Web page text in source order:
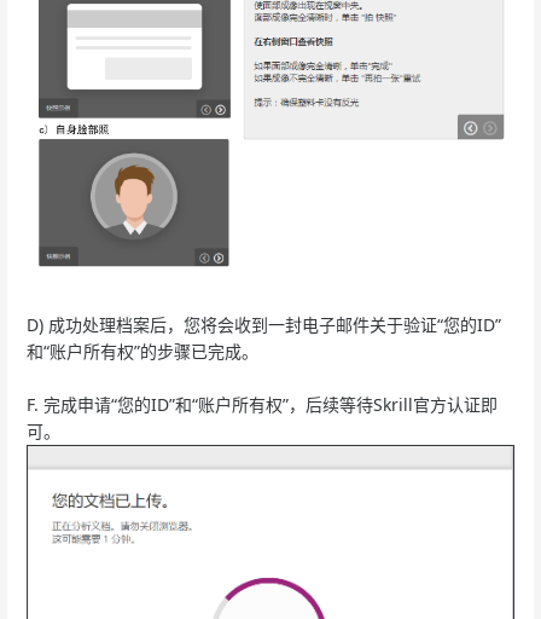
D) 成功处理档案后，您将会收到一封电子邮件关于验证“您的ID”
和“账户所有权”的步骤已完成。
F. 完成申请“您的ID”和“账户所有权”，后续等待Skrill官方认证即
可。